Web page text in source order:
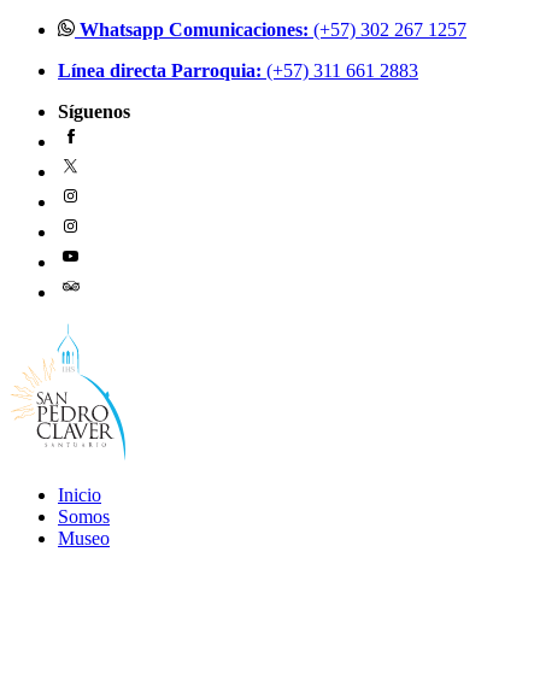
contenido
Whatsapp Comunicaciones: (+57) 302 267 1257
Línea directa Parroquia: (+57) 311 661 2883
Síguenos
Inicio
Somos
Museo